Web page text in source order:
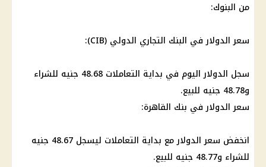
من البنوك:
سعر الدولارفي البنك التجاري الدولي (CIB):
سجل الدولار اليوم
في بداية التعاملات 48.68 جنيه للشراء
و48.78 جنيه للبيع.
سعر الدولارفي بنك القاهرة:
انخفض سعر الدولار
مع بداية التعاملات ليسجل 48.67 جنيه
للشراء و48.77 جنيه للبيع.